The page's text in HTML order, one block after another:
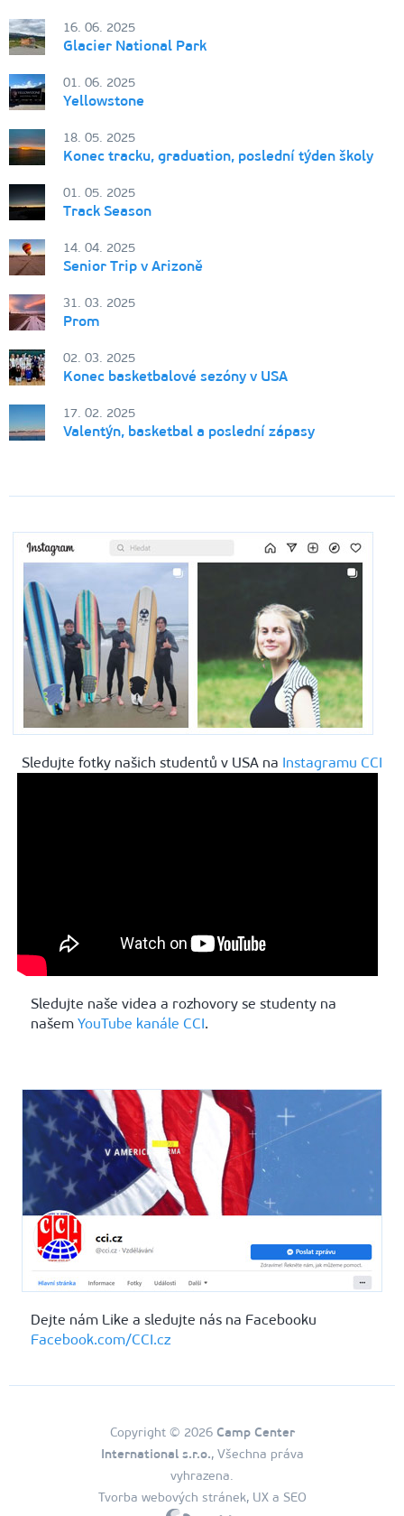
16. 06. 2025
Glacier National Park
01. 06. 2025
Yellowstone
18. 05. 2025
Konec tracku, graduation, poslední týden školy
01. 05. 2025
Track Season
14. 04. 2025
Senior Trip v Arizoně
31. 03. 2025
Prom
02. 03. 2025
Konec basketbalové sezóny v USA
17. 02. 2025
Valentýn, basketbal a poslední zápasy
Sledujte fotky našich studentů v USA na Instagramu CCI
Sledujte naše videa a rozhovory se studenty na
našem YouTube kanále CCI.
Dejte nám Like a sledujte nás na Facebooku
Facebook.com/CCI.cz
Copyright © 2026 Camp Center
International s.r.o., Všechna práva
vyhrazena.
Tvorba webových stránek, UX a SEO